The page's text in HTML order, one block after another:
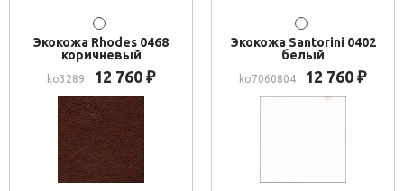
Экокожа Rhodes 0468
коричневый
ko3289 12 760 ₽
Экокожа Santorini 0402
белый
ko7060804 12 760 ₽